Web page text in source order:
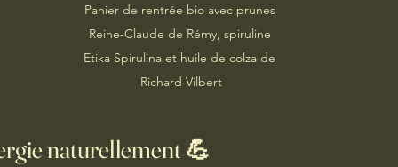
Panier de rentrée bio avec prunes
Reine-Claude de Rémy, spiruline
Etika Spirulina et huile de colza de
Richard Vilbert
naturellement 💪